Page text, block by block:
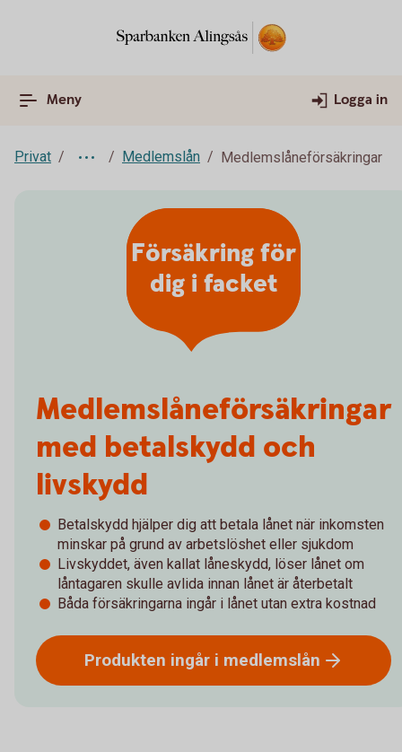
Meny Logga in
Privat Medlemslån Medlemslåneförsäkringar
Medlemslåneförsäkringar
med betalskydd och
livskydd
Betalskydd hjälper dig att betala lånet när inkomsten
minskar på grund av arbetslöshet eller sjukdom
Livskyddet, även kallat låneskydd, löser lånet om
låntagaren skulle avlida innan lånet är återbetalt
Båda försäkringarna ingår i lånet utan extra kostnad
Produkten ingår i medlemslån
Försäkring för
dig i facket